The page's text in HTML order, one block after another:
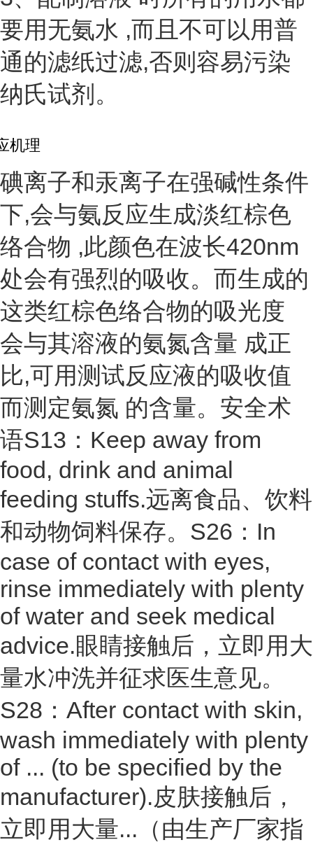
要用无氨水 ,而且不可以用普
通的滤纸过滤,否则容易污染
纳氏试剂。
机理
碘离子和汞离子在强碱性条件
下,会与氨反应生成淡红棕色
络合物 ,此颜色在波长420nm
处会有强烈的吸收。而生成的
这类红棕色络合物的吸光度
会与其溶液的氨氮含量 成正
比,可用测试反应液的吸收值
而测定氨氮 的含量。 安全术
语S13：Keep away from
food, drink and animal
feeding stuffs.远离食品、饮料
和动物饲料保存。S26：In
case of contact with eyes,
rinse immediately with plenty
of water and seek medical
advice.眼睛接触后，立即用大
量水冲洗并征求医生意见。
S28：After contact with skin,
wash immediately with plenty
of ... (to be specified by the
manufacturer).皮肤接触后，
立即用大量...（由生产厂家指